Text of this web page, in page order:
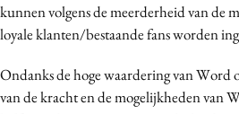
kunnen volgens de meerderheid van de
loyale klanten/bestaande fans worden
Ondanks de hoge waardering van
van de kracht en de mogelijkheden van